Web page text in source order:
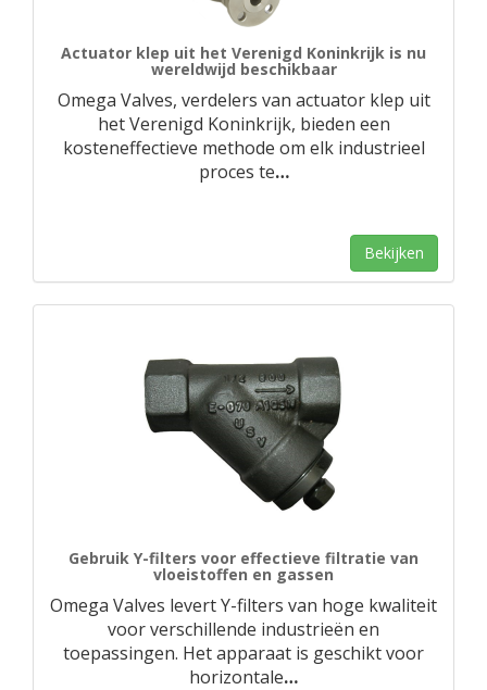
Actuator klep uit het Verenigd Koninkrijk is nu
wereldwijd beschikbaar
Omega Valves, verdelers van actuator klep uit
het Verenigd Koninkrijk, bieden een
kosteneffectieve methode om elk industrieel
proces te…
Bekijken
Gebruik Y-filters voor effectieve filtratie van
vloeistoffen en gassen
Omega Valves levert Y-filters van hoge kwaliteit
voor verschillende industrieën en
toepassingen. Het apparaat is geschikt voor
horizontale…